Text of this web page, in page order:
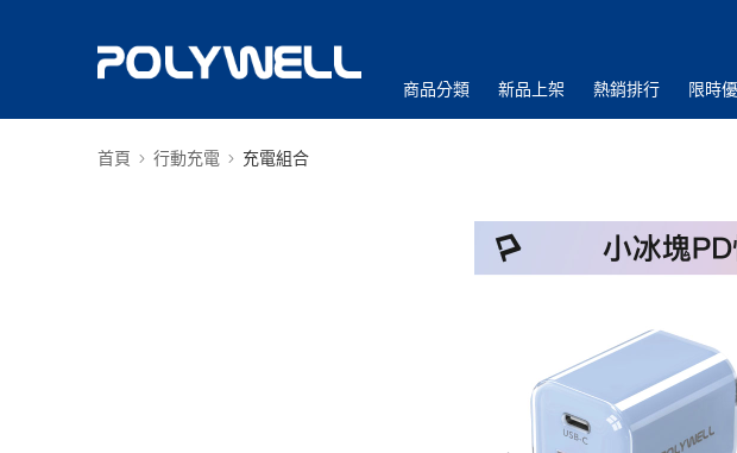
商品分類 新品上架 熱銷排行 限時
首頁 行動充電 充電組合